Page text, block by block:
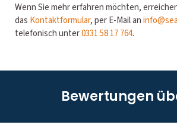
Wenn Sie mehr erfahren möchten,
das Kontaktformular, per E-Mail an
telefonisch unter0331 58 17 764.
Bewertungen